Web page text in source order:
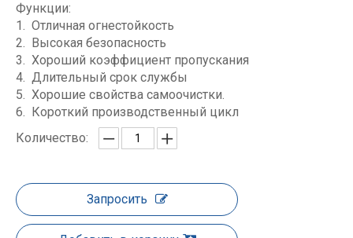
Функции:
Отличная огнестойкость
Высокая безопасность
Хороший коэффициент пропускания
Длительный срок службы
Хорошие свойства самоочистки.
Короткий производственный цикл
Количество:
Запросить